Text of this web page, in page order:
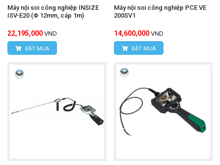
Máy nội soi công nghiệp INSIZE
ISV-E20 (Φ 12mm, cáp 1m)
22,195,000 VND
ĐẶT MUA
Máy nội soi công nghiệp PCE VE
200SV1
14,600,000 VND
ĐẶT MUA